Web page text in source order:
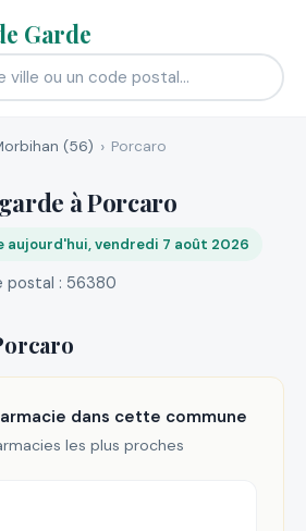
Garde
(56) Porcaro
à Porcaro
aujourd'hui, vendredi 7 août 2026
postal : 56380
dans cette commune
les plus proches